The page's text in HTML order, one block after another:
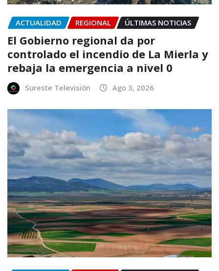
ACTUALIDAD REGIONAL ÚLTIMAS NOTICIAS
El Gobierno regional da por
controlado el incendio de La Mierla y
rebaja la emergencia a nivel 0
Sureste Televisión Ago 3, 2026